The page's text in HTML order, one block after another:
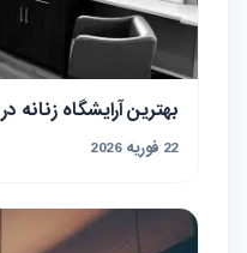
بهترین آرایشگاه زنانه در Tehran – لیست کامل
22 فوریه 2026